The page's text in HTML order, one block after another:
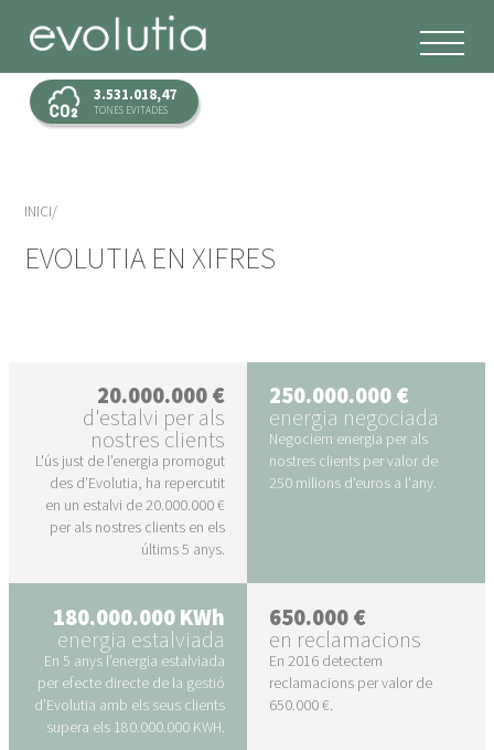
3.531.018,47
TONES EVITADES
INICI
EVOLUTIA EN XIFRES
20.000.000 €
d'estalvi per als
nostres clients
L'ús just de l'energia promogut
des d’Evolutia, ha repercutit
en un estalvi de 20.000.000 €
per als nostres clients en els
últims 5 anys.
250.000.000 €
energia negociada
Negociem energia per als
nostres clients per valor de
250 milions d'euros a l'any.
180.000.000 KWh
energia estalviada
En 5 anys l'energia estalviada
per efecte directe de la gestió
d’Evolutia amb els seus clients
supera els 180.000.000 KWH.
650.000 €
en reclamacions
En 2016 detectem
reclamacions per valor de
650.000 €.